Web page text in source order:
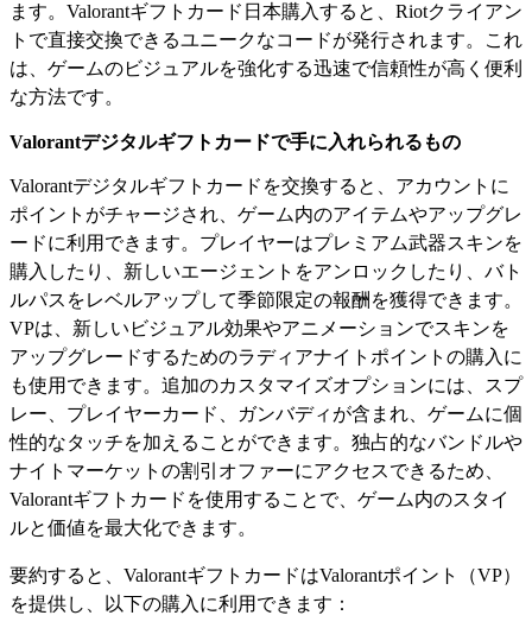
ます。Valorantギフトカード日本購入すると、Riotクライアン
トで直接交換できるユニークなコードが発行されます。これ
は、ゲームのビジュアルを強化する迅速で信頼性が高く便利
な方法です。
Valorantデジタルギフトカードで手に入れられるもの
Valorantデジタルギフトカードを交換すると、アカウントに
ポイントがチャージされ、ゲーム内のアイテムやアップグレ
ードに利用できます。プレイヤーはプレミアム武器スキンを
購入したり、新しいエージェントをアンロックしたり、バト
ルパスをレベルアップして季節限定の報酬を獲得できます。
VPは、新しいビジュアル効果やアニメーションでスキンを
アップグレードするためのラディアナイトポイントの購入に
も使用できます。追加のカスタマイズオプションには、スプ
レー、プレイヤーカード、ガンバディが含まれ、ゲームに個
性的なタッチを加えることができます。独占的なバンドルや
ナイトマーケットの割引オファーにアクセスできるため、
Valorantギフトカードを使用することで、ゲーム内のスタイ
ルと価値を最大化できます。
要約すると、ValorantギフトカードはValorantポイント（VP）
を提供し、以下の購入に利用できます：